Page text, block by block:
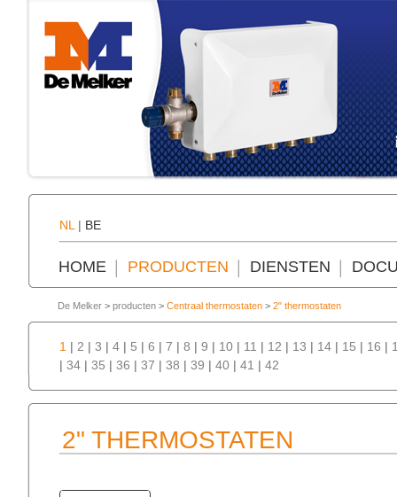
NL | BE
HOME PRODUCTEN DIENSTEN
De Melker > producten > Centraal thermostaten > 2" thermostaten
1 | 2 | 3 | 4 | 5 | 6 | 7 | 8 | 9 | 10 | 11 | 12 | 13 | 14 | 15 | 16 |
| 34 | 35 | 36 | 37 | 38 | 39 | 40 | 41 | 42
2" THERMOSTATEN